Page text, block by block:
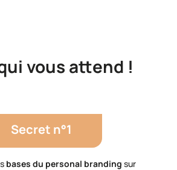
vous attend !
Secret n°1
bases du personal branding sur